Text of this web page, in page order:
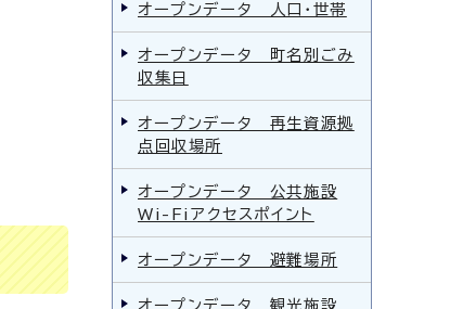
オープンデータ 人口・世帯
オープンデータ 町名別ごみ
収集日
オープンデータ 再生資源拠
点回収場所
オープンデータ 公共施設
Wi-Fiアクセスポイント
オープンデータ 避難場所
オープンデータ 観光施設